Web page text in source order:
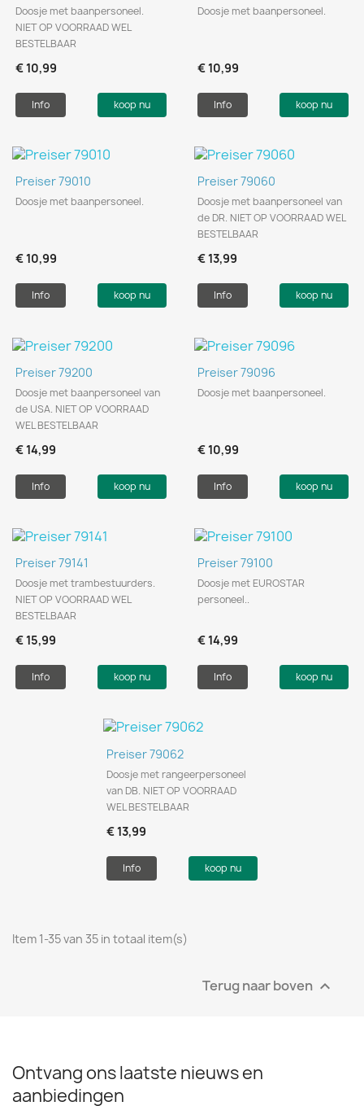
Doosje met baanpersoneel.
NIET OP VOORRAAD WEL
BESTELBAAR
€ 10,99
Info koop nu
Doosje met baanpersoneel.
€ 10,99
Info koop nu
Preiser 79010
Doosje met baanpersoneel.
€ 10,99
Info koop nu
Preiser 79060
Doosje met baanpersoneel van
de DR. NIET OP VOORRAAD WEL
BESTELBAAR
€ 13,99
Info koop nu
Preiser 79200
Doosje met baanpersoneel van
de USA. NIET OP VOORRAAD
WEL BESTELBAAR
€ 14,99
Info koop nu
Preiser 79096
Doosje met baanpersoneel.
€ 10,99
Info koop nu
Preiser 79141
Doosje met trambestuurders.
NIET OP VOORRAAD WEL
BESTELBAAR
€ 15,99
Info koop nu
Preiser 79100
Doosje met EUROSTAR
personeel..
€ 14,99
Info koop nu
Preiser 79062
Doosje met rangeerpersoneel
van DB. NIET OP VOORRAAD
WEL BESTELBAAR
€ 13,99
Info koop nu
Item 1-35 van 35 in totaal item(s)
Terug naar boven 
Ontvang ons laatste nieuws en
aanbiedingen